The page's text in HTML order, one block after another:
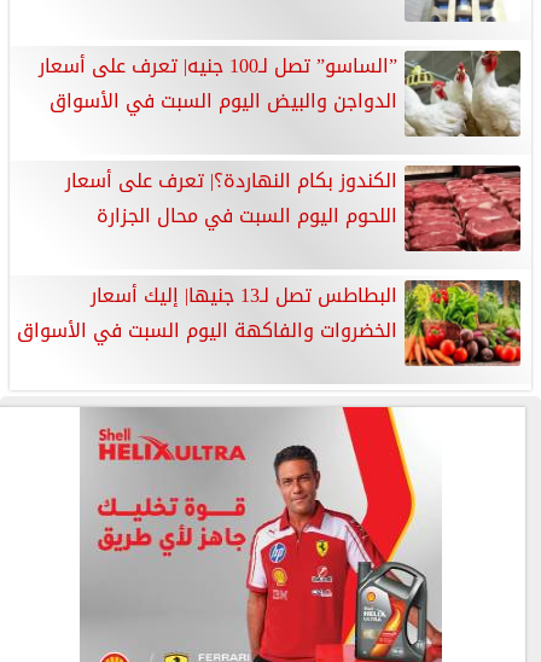
”الساسو” تصل لـ100 جنيه| تعرف على أسعار
الدواجن والبيض اليوم السبت في الأسواق
الكندوز بكام النهاردة؟| تعرف على أسعار
اللحوم اليوم السبت في محال الجزارة
البطاطس تصل لـ13 جنيها| إليك أسعار
الخضروات والفاكهة اليوم السبت في الأسواق